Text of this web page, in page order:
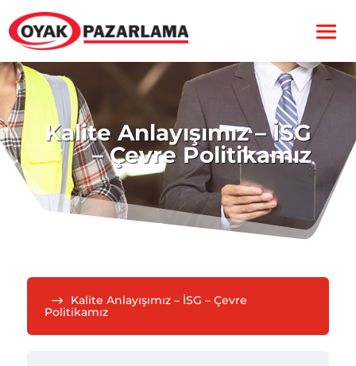
Kalite Anlayışımız – İSG
– Çevre Politikamız
Kalite Anlayışımız – İSG – Çevre
Politikamız